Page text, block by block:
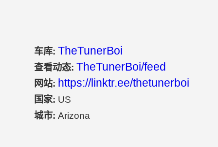
车库: TheTunerBoi
查看动态: TheTunerBoi/feed
网站: https://linktr.ee/thetunerboi
国家: US
城市: Arizona